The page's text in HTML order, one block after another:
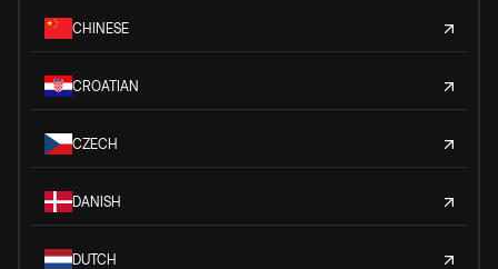
CHINESE
CROATIAN
CZECH
DANISH
DUTCH